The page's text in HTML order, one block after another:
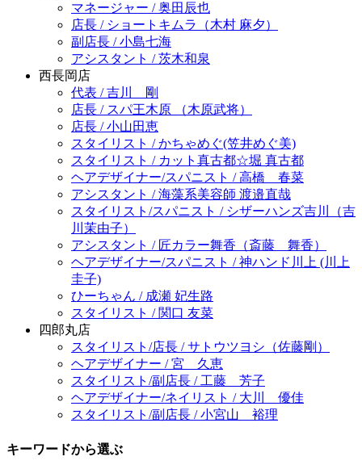
マネージャー / 奥田辰也
店長 / ショートキムラ（木村 麻夕）
副店長 / 小島七海
アシスタント / 茨木和泉
西長岡店
代表 / 吉川 剛
店長 / スパ王木原 （木原武将）
店長 / 小山田恵
スタイリスト / かちゃめぐ(笠井めぐ美)
スタイリスト / カット真古都☆堀 真古都
ヘアデザイナー/スパニスト / 高橋 春菜
アシスタント / 海藻系美容師 渡邉直哉
スタイリスト/スパニスト / シザーハンズ吉川（吉
川茉由子）
アシスタント / 匠カラー舞香（斎藤 舞香）
ヘアデザイナー/スパニスト / 神ハンド川上 (川上
圭子)
ひーちゃん / 成瀬 妃生路
スタイリスト / 関口 友菜
四郎丸店
スタイリスト/店長 / サトウツヨシ（佐藤剛）
ヘアデザイナー / 宮 久恵
スタイリスト/副店長 / 工藤 芳子
ヘアデザイナー/ネイリスト / 大川 優佳
スタイリスト/副店長 / 小宮山 裕理
キーワードから選ぶ